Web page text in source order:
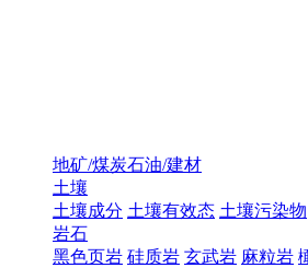
地矿/煤炭石油/建材
土壤
土壤成分 土壤有效态 土壤污染物
岩石
黑色页岩 硅质岩 玄武岩 麻粒岩